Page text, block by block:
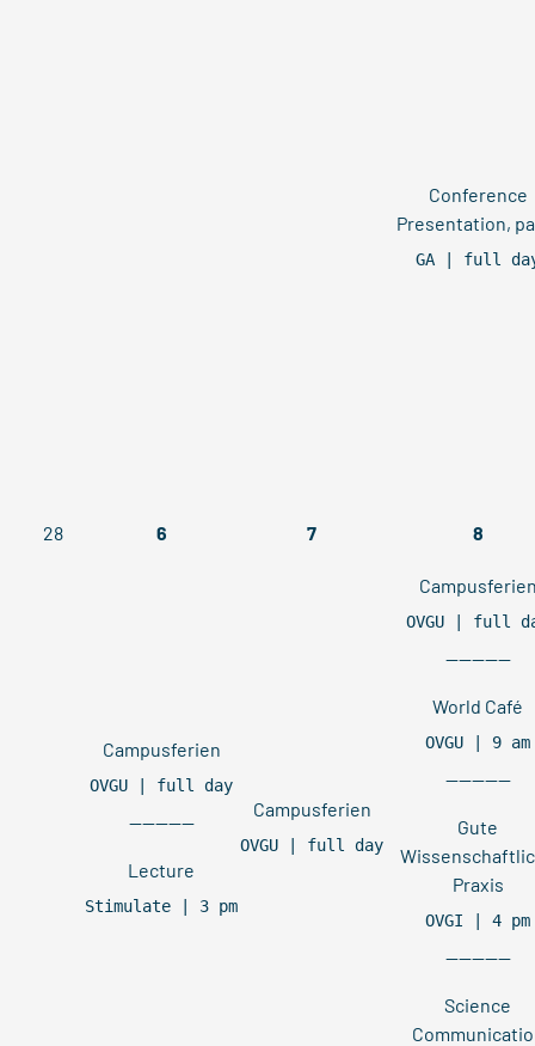
Conference
Presentation,
GA | full
28 6 7 8
Campusferien
OVGU | full day
----------
Lecture
Stimulate | 3 pm
Campusferien
OVGU | full day
OVGU | full
----------
World Café
OVGU | 9 am
----------
Gute
Praxis
OVGI | 4 pm
----------
Science